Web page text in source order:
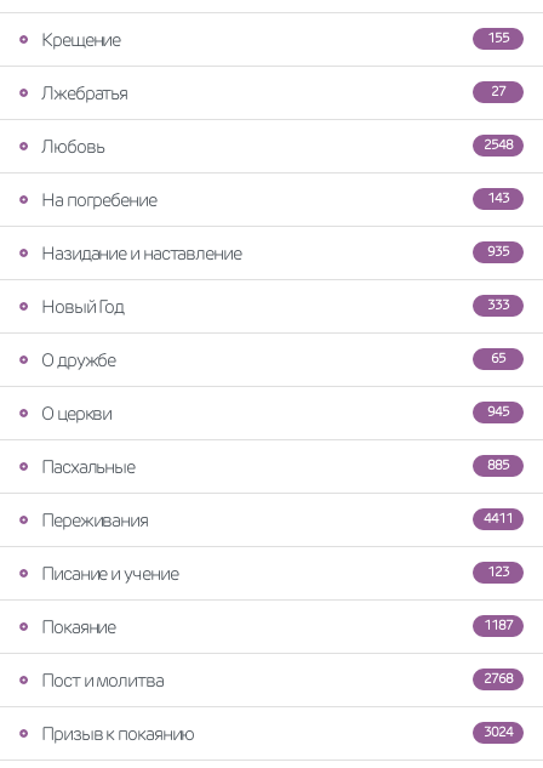
155
Крещение
27
Лжебратья
2548
Любовь
143
На погребение
935
Назидание и наставление
333
Новый Год
65
О дружбе
945
О церкви
885
Пасхальные
4411
Переживания
123
Писание и учение
1187
Покаяние
2768
Пост и молитва
3024
Призыв к покаянию